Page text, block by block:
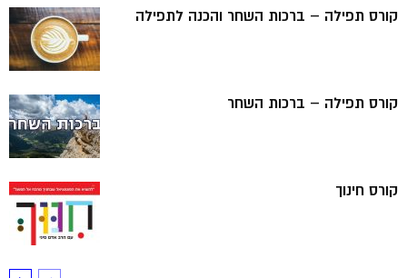
קורס תפילה – ברכות השחר והכנה לתפילה
קורס תפילה – ברכות השחר
קורס חינוך